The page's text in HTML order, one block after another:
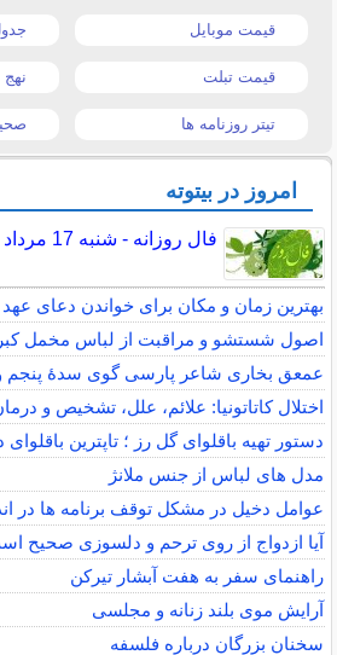
قیمت موبایل
قیمت تبلت نهج
تیتر روزنامه ها
امروز در بیتوته
فال روزانه - شنبه 17 مرداد 1405
بهترین زمان و مکان برای خواندن دعای عهد
اصول شستشو و مراقبت از لباس مخمل
عمعق بخاری شاعر پارسی گوی سدهٔ
اختلال کاتاتونیا: علائم، علل، تشخیص و
دستور تهیه باقلوای گل رز ؛ تاپترین باقلوای
مدل های لباس از جنس ملانژ
عوامل دخیل در مشکل توقف برنامه ها در
آیا ازدواج از روی ترحم و دلسوزی صحیح
راهنمای سفر به هفت آبشار تیرکن
آرایش موی بلند زنانه و مجلسی
سخنان بزرگان درباره فلسفه